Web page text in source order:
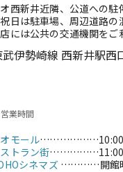
西新井近隣、公道への駐
日は駐車場、周辺道路の
には公共の交通機関をご
伊勢崎線 西新井駅西
営業時間
モール………………
ストラン街……………
シネマズ …………開館